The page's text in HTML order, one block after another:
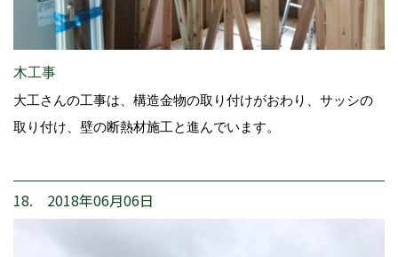
木工事
大工さんの工事は、構造金物の取り付けがおわり、サッシの
取り付け、壁の断熱材施工と進んでいます。
18. 2018年06月06日